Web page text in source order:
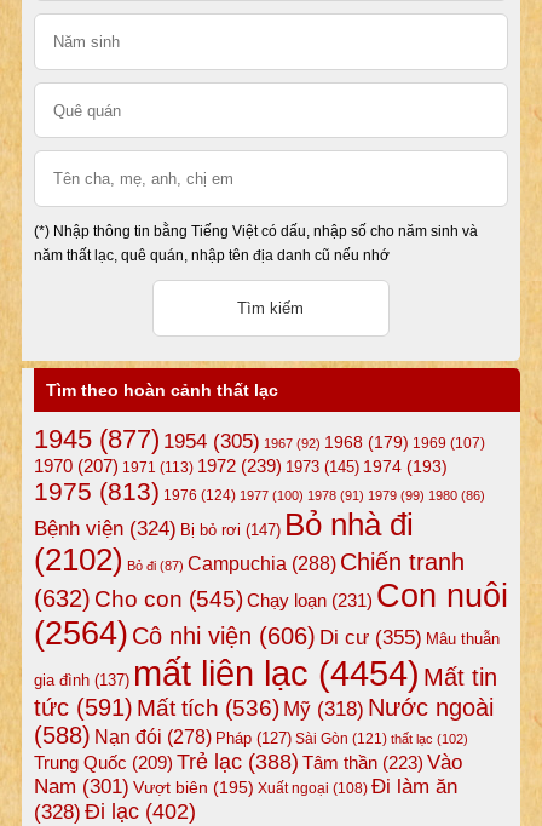
(*) Nhập thông tin bằng Tiếng Việt có dấu, nhập số cho năm sinh và
năm thất lạc, quê quán, nhập tên địa danh cũ nếu nhớ
Tìm theo hoàn cảnh thất lạc
1945(877) 1954(305) 1967(92) 1968(179) 1969 (107)
1970(207) 1971 (113) 1972(239) 1973(145) 1974(193)
1975 (813) 1976 (124) 1977(100) 1978(91) 1979(99) 1980(86)
Bệnh viện(324) Bị bỏ rơi (147) Bỏ nhà đi
(2102) Bỏ đi(87) Campuchia (288) Chiến tranh
(632) Cho con (545)Chạy loạn(231) Con nuôi
(2564) Cô nhi viện (606) Di cư(355) Mâu thuẫn
gia đình(137) mất liên lạc (4454) Mất tin
tức(591) Mất tích (536) Mỹ(318) Nước ngoài
(588) Nạn đói (278) Pháp(127) Sài Gòn (121) thất lạc (102)
Trung Quốc (209) Trẻ lạc(388) Tâm thần(223) Vào
Nam (301) Vượt biên (195) Xuất ngoại (108) Đi làm ăn
(328) Đi lạc(402)